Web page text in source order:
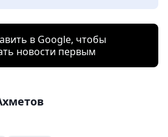
в Google, чтобы
новости первым